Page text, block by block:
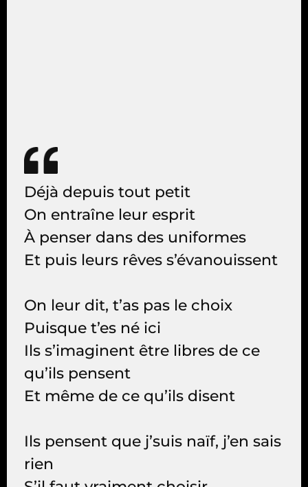
Déjà depuis tout petit
On entraîne leur esprit
À penser dans des uniformes
Et puis leurs rêves s’évanouissent
On leur dit, t’as pas le choix
Puisque t’es né ici
Ils s’imaginent être libres de ce
qu’ils pensent
Et même de ce qu’ils disent
Ils pensent que j’suis naïf, j’en sais
rien